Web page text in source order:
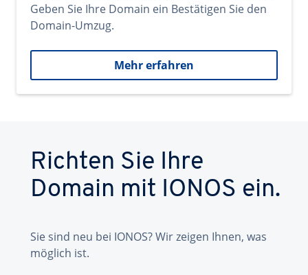
Geben Sie Ihre Domain ein Bestätigen Sie den
Domain-Umzug.
Mehr erfahren
Richten Sie Ihre
Domain mit IONOS ein.
Sie sind neu bei IONOS? Wir zeigen Ihnen, was
möglich ist.